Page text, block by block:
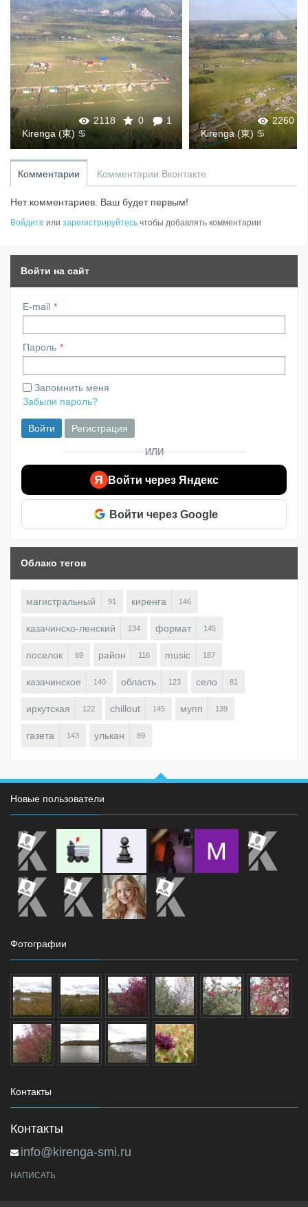
2118 0
1
Kirenga (東) ♋
2260
Kirenga (東) ♋
Комментарии Комментарии Вконтакте
Нет комментариев. Ваш будет первым!
Войдите или зарегистрируйтесь чтобы добавлять комментарии
Войти на сайт
E-mail
Пароль
Запомнить меня
Забыли пароль?
Войти Регистрация
ИЛИ
Я Войти через Яндекс
Войти через Google
Облако тегов
магистральный 91 киренга 146
казачинско-ленский 134 формат 145
поселок 69 район 116 music 187
казачинское 140 область 123 село 81
иркутская 122 chillout 145 мупп 139
газета 143 улькан 89
Новые пользователи
Фотографии
Контакты
Контакты
info@kirenga-smi.ru
НАПИСАТЬ